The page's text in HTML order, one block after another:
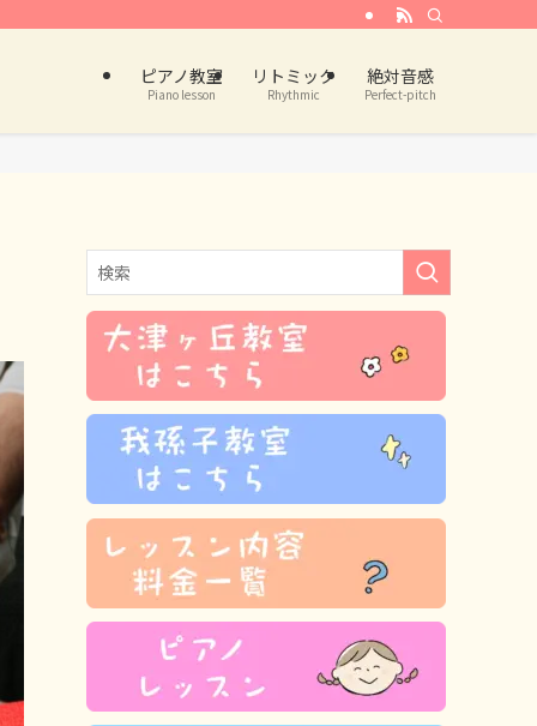
ピアノ教室
Piano lesson
リトミック
Rhythmic
絶対音感
Perfect-pitch